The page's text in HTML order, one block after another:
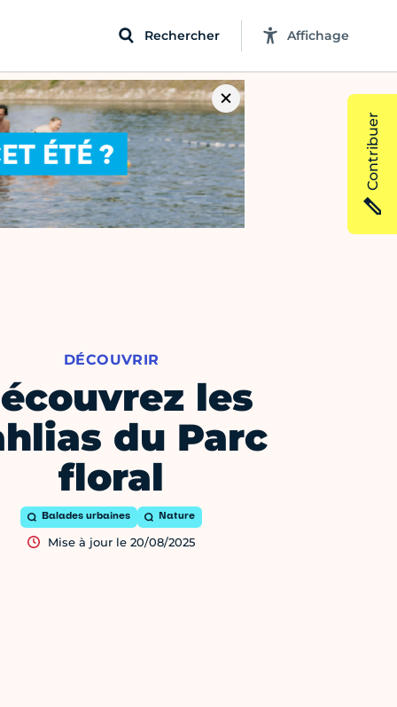
Rechercher Affichage
les
du Parc
floral
DÉCOUVRIR
Balades urbaines Nature
Mise à jour le 20/08/2025
Contribuer